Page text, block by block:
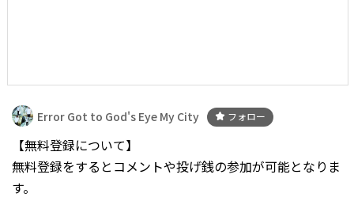
Error Got to God's Eye My City フォロー
【無料登録について】
無料登録をするとコメントや投げ銭の参加が可能となりま
す。